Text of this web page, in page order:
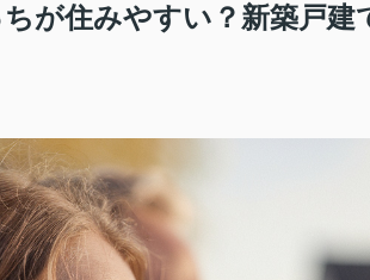
が住みやすい？新築戸建